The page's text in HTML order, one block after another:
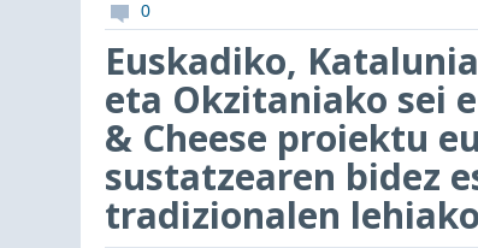
0
Euskadiko,
eta Okzitaniako sei
& Cheese proiektu
sustatzearen bidez
tradizionalen